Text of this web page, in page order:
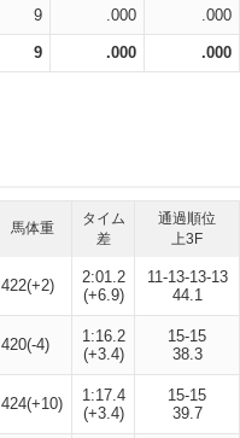
9 .000 .000
9 .000 .000
馬体重
タイム
差
通過順位
上3F
422(+2)
2:01.2
(+6.9)
11-13-13-13
44.1
420(-4)
1:16.2
(+3.4)
15-15
38.3
424(+10)
1:17.4
(+3.4)
15-15
39.7